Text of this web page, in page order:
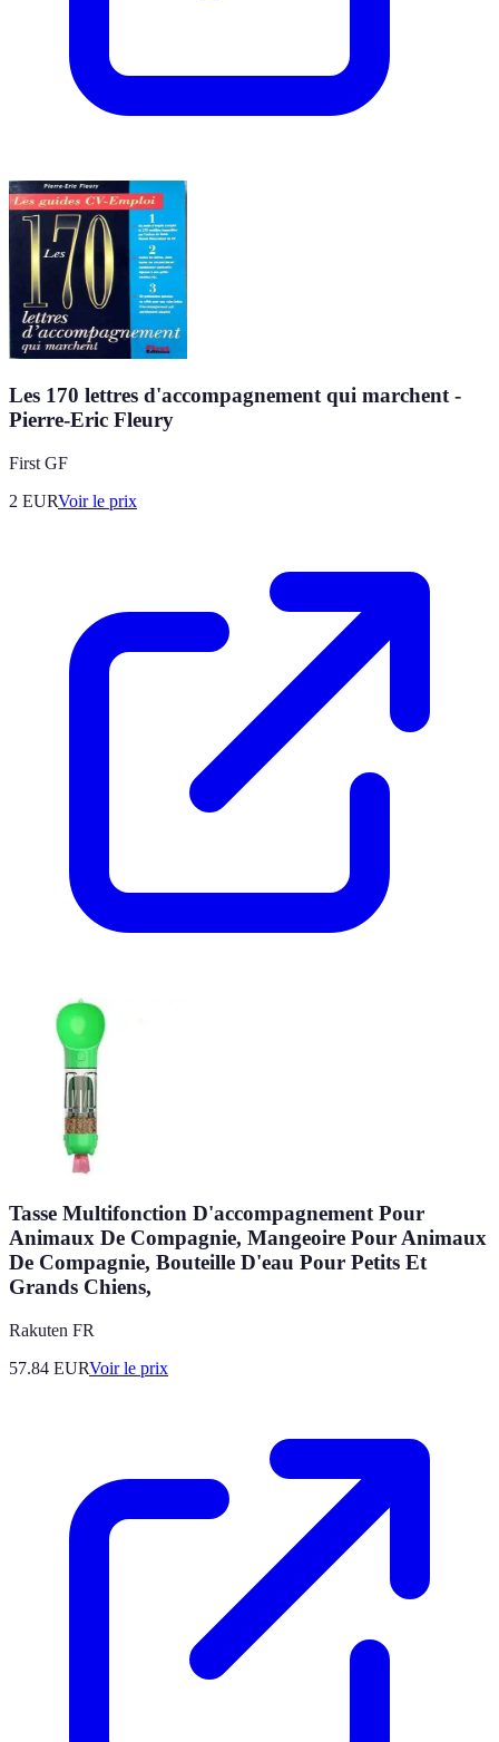
Les 170 lettres d'accompagnement qui marchent -
Pierre-Eric Fleury
First GF
2 EURVoir le prix
Tasse Multifonction D'accompagnement Pour
Animaux De Compagnie, Mangeoire Pour Animaux
De Compagnie, Bouteille D'eau Pour Petits Et
Grands Chiens,
Rakuten FR
57.84 EURVoir le prix